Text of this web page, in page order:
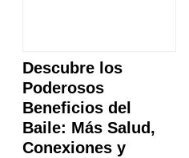
Descubre los
Poderosos
Beneficios del
Baile: Más Salud,
Conexiones y